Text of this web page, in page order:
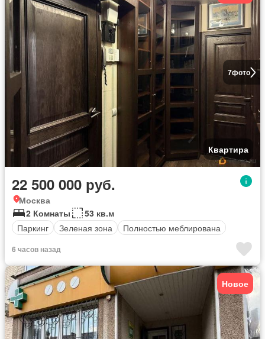
7фото
Квартира
22 500 000 руб.
Москва
2 Комнаты
53 кв.м
Паркинг
Зеленая зона Полностью меблирована
6 часов назад
Новое